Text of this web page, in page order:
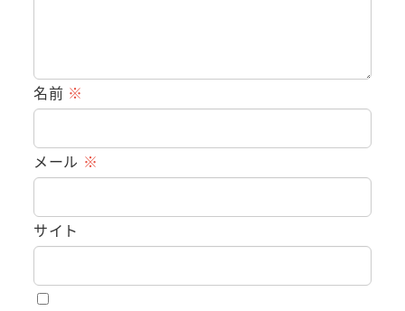
名前 ※
メール ※
サイト